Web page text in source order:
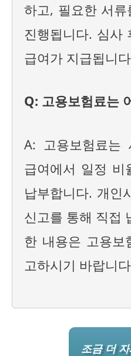
하고, 필요한 서
진행됩니다. 심사
급여가 지급됩니
Q: 고용보험료는
A: 고용보험료는
급여에서 일정 비
납부합니다. 개인
신고를 통해 직접
한 내용은 고용보
고하시기 바랍니
조금 더